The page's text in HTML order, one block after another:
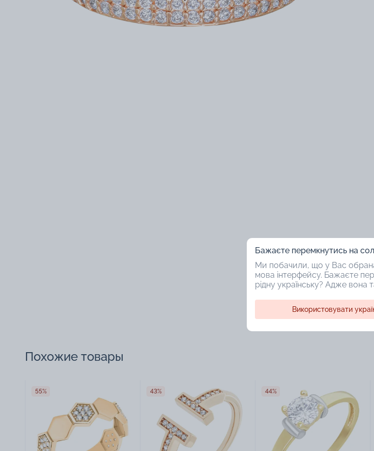
Похожие товары
55% 43% 44%
Бажаєте перемкнутись на
Ми побачили, що у Вас
мова інтерфейсу. Бажаєте
рідну українську? Адже вона
Використовувати